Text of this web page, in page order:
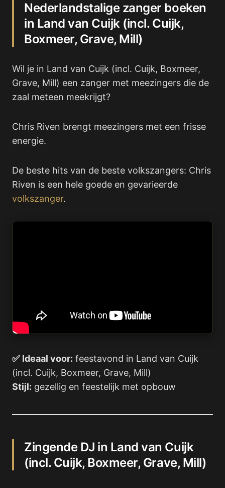
Nederlandstalige zanger boeken
in Land van Cuijk (incl. Cuijk,
Boxmeer, Grave, Mill)
Wil je in Land van Cuijk (incl. Cuijk, Boxmeer,
Grave, Mill) een zanger met meezingers die de
zaal meteen meekrijgt?
Chris Riven brengt meezingers met een frisse
energie.
De beste hits van de beste volkszangers: Chris
Riven is een hele goede en gevarieerde
volkszanger.
✅ Ideaal voor: feestavond in Land van Cuijk
(incl. Cuijk, Boxmeer, Grave, Mill)
Stijl: gezellig en feestelijk met opbouw
Zingende DJ in Land van Cuijk
(incl. Cuijk, Boxmeer, Grave, Mill)